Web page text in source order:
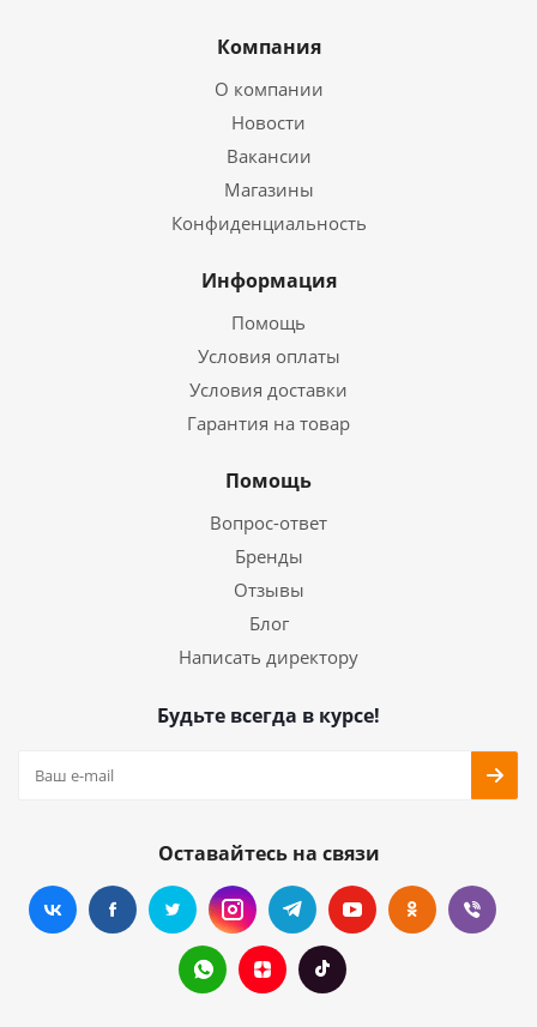
Компания
О компании
Новости
Вакансии
Магазины
Конфиденциальность
Информация
Помощь
Условия оплаты
Условия доставки
Гарантия на товар
Помощь
Вопрос-ответ
Бренды
Отзывы
Блог
Написать директору
Будьте всегда в курсе!
Оставайтесь на связи